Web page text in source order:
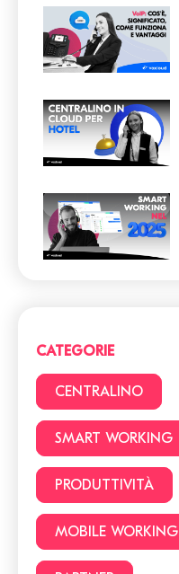
CATEGORIE
CENTRALINO
SMART WORKING
PRODUTTIVITÀ
MOBILE WORKING